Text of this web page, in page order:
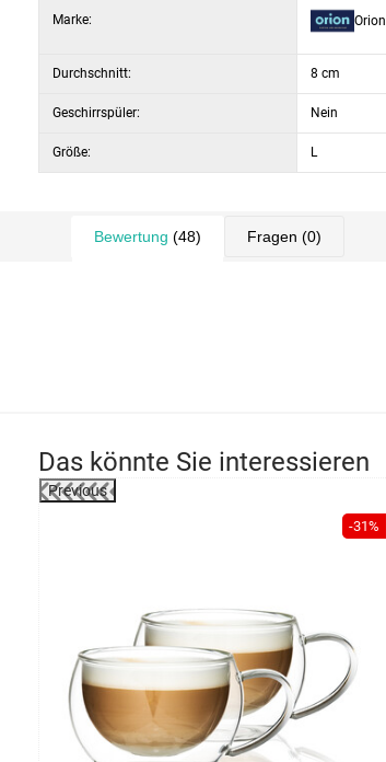
Marke: Orion
Durchschnitt: 8 cm
Geschirrspüler: Nein
Größe: L
Bewertung (48) Fragen (0)
Das könnte Sie interessieren
Previous
-31%